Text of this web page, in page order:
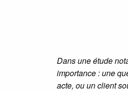
Dans une étude
importance : une
acte, ou un client